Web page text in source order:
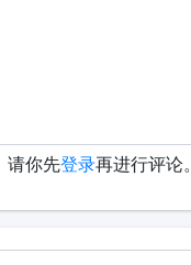
请你先登录再进行评论。